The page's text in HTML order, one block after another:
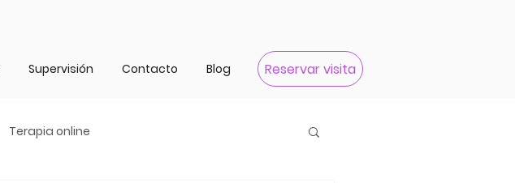
Supervisión Contacto Blog Reservar visita
Terapia online